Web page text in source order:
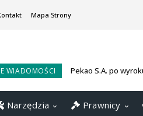
Mapa Strony
WIADOMOŚCI
Pekao S.A. po
Narzędzia Prawnicy